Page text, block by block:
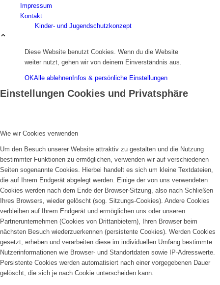
Kinder- und Jugendschutzkonzept
Anfahrt
Impressum
Kontakt
Diese Website benutzt Cookies. Wenn du die Website
weiter nutzt, gehen wir von deinem Einverständnis aus.
OKAlle ablehnen Infos & persönliche Einstellungen
Einstellungen Cookies und Privatsphäre
Wie wir Cookies verwenden
Um den Besuch unserer Website attraktiv zu gestalten und die Nutzung
bestimmter Funktionen zu ermöglichen, verwenden wir auf verschiedenen
Seiten sogenannte Cookies. Hierbei handelt es sich um kleine Textdateien,
die auf Ihrem Endgerät abgelegt werden. Einige der von uns verwendeten
Cookies werden nach dem Ende der Browser-Sitzung, also nach Schließen
Ihres Browsers, wieder gelöscht (sog. Sitzungs-Cookies). Andere Cookies
verbleiben auf Ihrem Endgerät und ermöglichen uns oder unseren
Partnerunternehmen (Cookies von Drittanbietern), Ihren Browser beim
nächsten Besuch wiederzuerkennen (persistente Cookies). Werden Cookies
gesetzt, erheben und verarbeiten diese im individuellen Umfang bestimmte
Nutzerinformationen wie Browser- und Standortdaten sowie IP-Adresswerte.
Persistente Cookies werden automatisiert nach einer vorgegebenen Dauer
gelöscht, die sich je nach Cookie unterscheiden kann.